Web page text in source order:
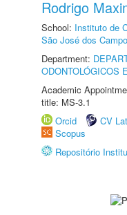
Rodrigo
School: Instituto de
São José dos
Department:
ODONTOLÓGICOS
Academic
title: MS-3.1
Orcid
CV
Scopus
Repositório